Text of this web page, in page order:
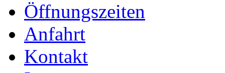
Öffnungszeiten
Anfahrt
Kontakt